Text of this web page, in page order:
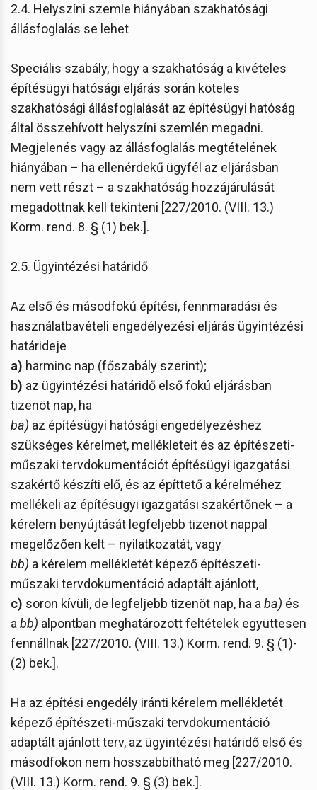
2.4. Helyszíni szemle hiányában szakhatósági
állásfoglalás se lehet
Speciális szabály, hogy a szakhatóság a kivételes
építésügyi hatósági eljárás során köteles
szakhatósági állásfoglalását az építésügyi hatóság
által összehívott helyszíni szemlén megadni.
Megjelenés vagy az állásfoglalás megtételének
hiányában – ha ellenérdekű ügyfél az eljárásban
nem vett részt – a szakhatóság hozzájárulását
megadottnak kell tekinteni [227/2010. (VIII. 13.)
Korm. rend. 8. § (1) bek.].
2.5. Ügyintézési határidő
Az első és másodfokú építési, fennmaradási és
használatbavételi engedélyezési eljárás ügyintézési
határideje
a) harminc nap (főszabály szerint);
b) az ügyintézési határidő első fokú eljárásban
tizenöt nap, ha
ba) az építésügyi hatósági engedélyezéshez
szükséges kérelmet, mellékleteit és az építészeti-
műszaki tervdokumentációt építésügyi igazgatási
szakértő készíti elő, és az építtető a kérelméhez
mellékeli az építésügyi igazgatási szakértőnek – a
kérelem benyújtását legfeljebb tizenöt nappal
megelőzően kelt – nyilatkozatát, vagy
bb) a kérelem mellékletét képező építészeti-
műszaki tervdokumentáció adaptált ajánlott,
c) soron kívüli, de legfeljebb tizenöt nap, ha a ba) és
a bb) alpontban meghatározott feltételek együttesen
fennállnak [227/2010. (VIII. 13.) Korm. rend. 9. § (1)-
(2) bek.].
Ha az építési engedély iránti kérelem mellékletét
képező építészeti-műszaki tervdokumentáció
adaptált ajánlott terv, az ügyintézési határidő első és
másodfokon nem hosszabbítható meg [227/2010.
(VIII. 13.) Korm. rend. 9. § (3) bek.].